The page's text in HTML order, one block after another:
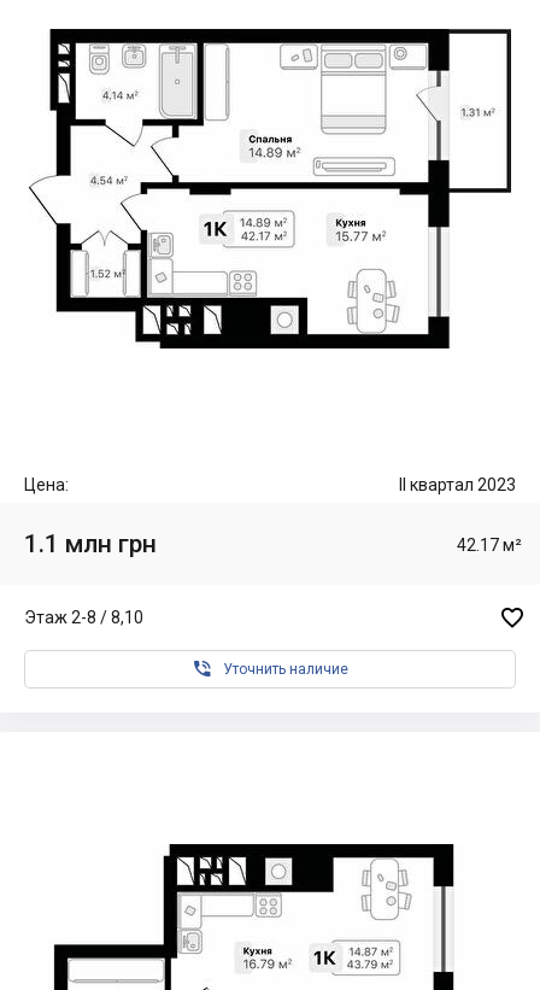
Цена: II квартал 2023
1.1 млн грн 42.17 м²
Этаж 2-8 / 8,10 
 Уточнить наличие